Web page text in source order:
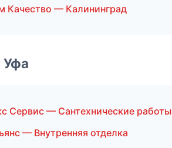
Качество — Калининград
Уфа
Сервис — Сантехнические работы
— Внутренняя отделка